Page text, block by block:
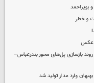
بویراحمد
و خطر
عکس
روند بازسازی پل‌های محور بندرعباس–